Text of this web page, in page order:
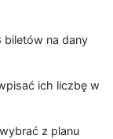
biletów na dany
ich liczbę w
z planu